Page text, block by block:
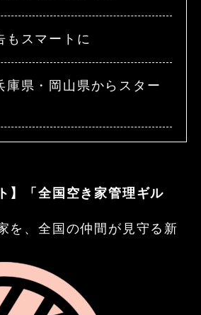
スマートに
県・岡山県からスター
】「全国空き家管理ギル
を、全国の仲間が見守る新